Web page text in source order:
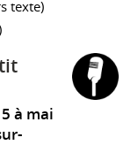
texte)
à mai